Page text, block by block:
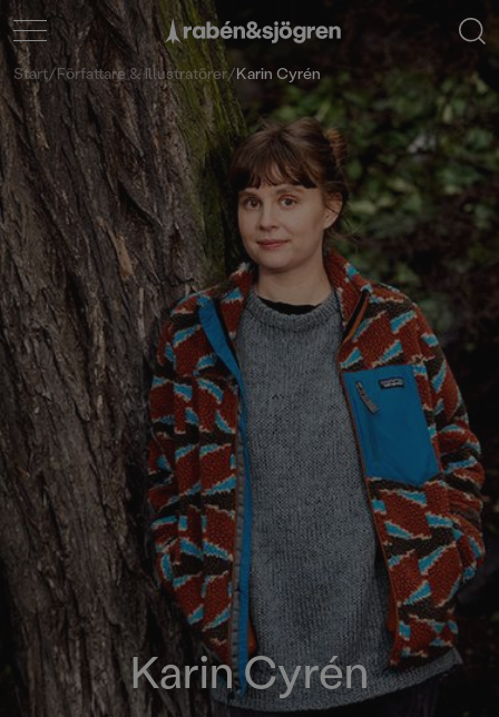
Start/Författare & illustratörer/Karin Cyrén
Karin Cyrén